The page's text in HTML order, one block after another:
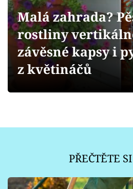
Přihlášení
Sledujte nás
Malá zahrada?
rostliny
závěsné kapsy i
z květináčů
PŘEČTĚTE